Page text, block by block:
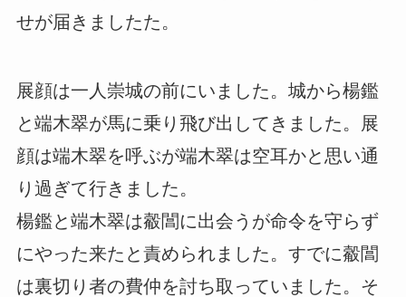
せが届きましたた。
展顔は一人崇城の前にいました。城から楊鑑
と端木翠が馬に乗り飛び出してきました。展
顔は端木翠を呼ぶが端木翠は空耳かと思い通
り過ぎて行きました。
楊鑑と端木翠は觳閶に出会うが命令を守らず
にやった来たと責められました。すでに觳閶
は裏切り者の費仲を討ち取っていました。そ